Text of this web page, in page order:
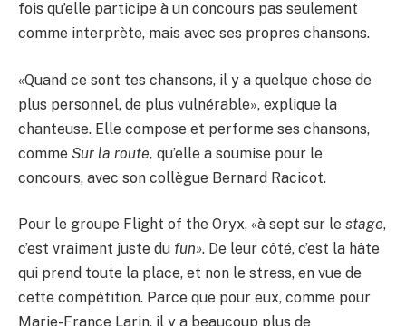
fois qu’elle participe à un concours pas seulement
comme interprète, mais avec ses propres chansons.
«Quand ce sont tes chansons, il y a quelque chose de
plus personnel, de plus vulnérable», explique la
chanteuse. Elle compose et performe ses chansons,
comme Sur la route, qu’elle a soumise pour le
concours, avec son collègue Bernard Racicot.
Pour le groupe Flight of the Oryx, «à sept sur le stage,
c’est vraiment juste du fun». De leur côté, c’est la hâte
qui prend toute la place, et non le stress, en vue de
cette compétition. Parce que pour eux, comme pour
Marie-France Larin, il y a beaucoup plus de